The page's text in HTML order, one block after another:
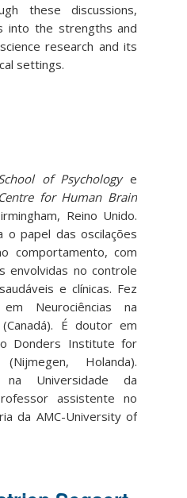
these discussions,
into the strengths and
research and its
settings.
of Psychologye
Centre for Human Brain
Reino Unido.
o papel das oscilações
comportamento, com
envolvidas no controle
e clínicas. Fez
Neurociências na
É doutor em
Donders Institute for
Holanda).
na Universidade da
assistente no
da AMC-University of